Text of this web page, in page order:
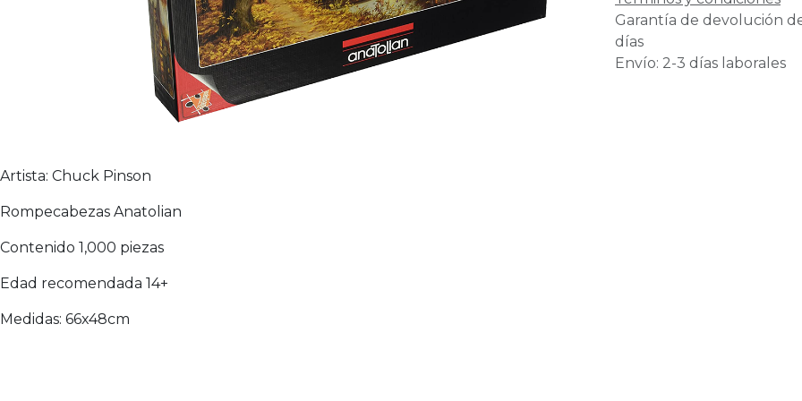
Garantía de devolución
días
Envío: 2-3 días laborales
Artista: Chuck Pinson
Rompecabezas Anatolian
Contenido 1,000 piezas
Edad recomendada 14+
Medidas: 66x48cm